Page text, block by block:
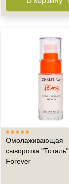
Омолаживающая
сыворотка "Тоталь"
Forever